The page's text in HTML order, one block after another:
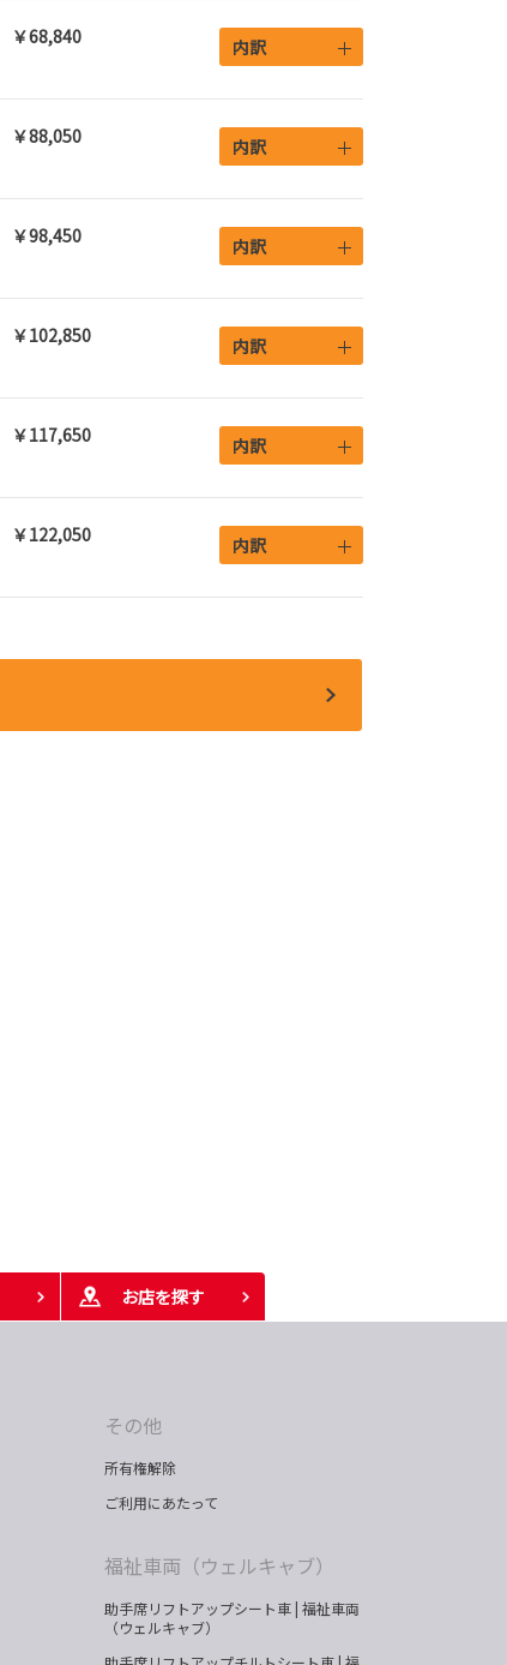
￥68,840 内訳
￥88,050 内訳
￥98,450 内訳
￥102,850 内訳
￥117,650 内訳
￥122,050 内訳
お店を探す
その他
所有権解除
ご利用にあたって
福祉車両（ウェルキャブ）
助手席リフトアップシート車 | 福祉車両
（ウェルキャブ）